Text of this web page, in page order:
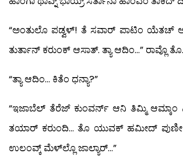
“ಅಂತುಲೊ ಪಡ್ವಳ್! ತೆ ಸವಾರ್ ಪಾಟಿಂ ಯೆತಚ್
ತುರ್ತಾನ್ ಕರುಂಕ್ ಆಸಾತ್. ತ್ಯಾ ಆದಿಂ…” ರಾವ್ಲೊ ತೊ.
“ತ್ಯಾ ಆದಿಂ… ಕಿತೆಂ ಧನ್ಯಾ?”
“ಇಜಾಬೆಲ್ ತೆರೆಜ್ ಕುಂವರ್ನ್ ಆನಿ ತಿಮ್ಮಿ ಆಮ್ಕಾಂ
ತಯಾರ್ ಕರುಂದಿ… ತೊ ಯುವಕ್ ಹಮೀದ್ ಪುಣೀ
ಉಲಂವ್ಕ್ ಮೆಳ್‍ಲ್ಲೊ ಜಾಲ್ಯಾರ್…”